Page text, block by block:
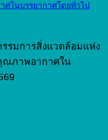
ในบรรยากาศโดยทั่วไป
รมการสิ่งแวดล้อมแห่ง
ณภาพอากาศใน